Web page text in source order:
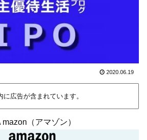
2020.06.19
に広告が含まれています。
（アマゾン）